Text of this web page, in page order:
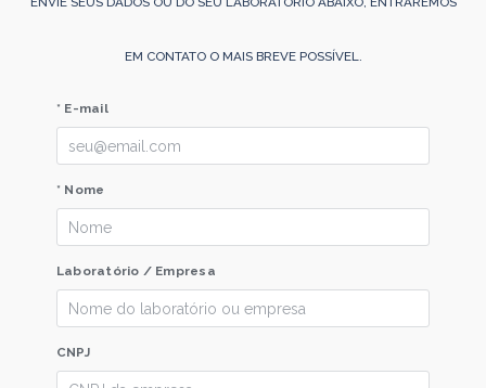
EM CONTATO O MAIS BREVE POSSÍVEL.
* E-mail
* Nome
Laboratório / Empresa
CNPJ